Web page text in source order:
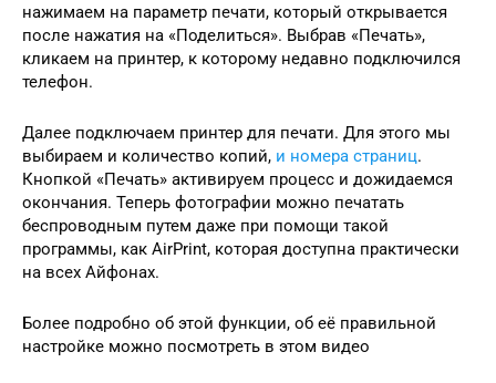
нажимаем на параметр печати, который открывается
после нажатия на «Поделиться». Выбрав «Печать»,
кликаем на принтер, к которому недавно подключился
телефон.
Далее подключаем принтер для печати. Для этого мы
выбираем и количество копий, и номера страниц.
Кнопкой «Печать» активируем процесс и дожидаемся
окончания. Теперь фотографии можно печатать
беспроводным путем даже при помощи такой
программы, как AirPrint, которая доступна практически
на всех Айфонах.
Более подробно об этой функции, об её правильной
настройке можно посмотреть в этом видео